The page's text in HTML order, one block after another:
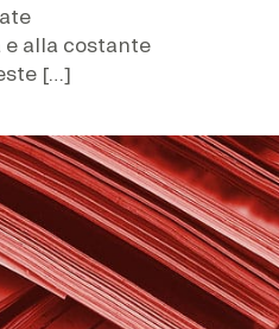
e alla costante
[…]